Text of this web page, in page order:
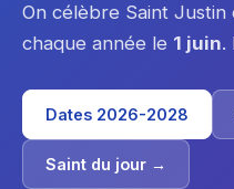
On célèbre Saint Justin
chaque année le 1 juin.
Dates 2026-2028
Saint du jour →